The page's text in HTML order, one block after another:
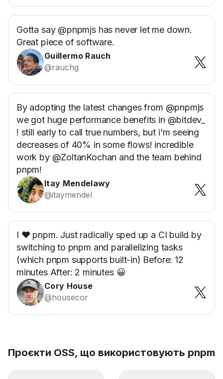
Gotta say @pnpmjs has never let me down.
Great piece of software.
Guillermo Rauch
@rauchg
By adopting the latest changes from @pnpmjs
we got huge performance benefits in @bitdev_
! still early to call true numbers, but i'm seeing
decreases of 40% in some flows! incredible
work by @ZoltanKochan and the team behind
pnpm!
Itay Mendelawy
@itaymendel
I ❤️ pnpm. Just radically sped up a CI build by
switching to pnpm and parallelizing tasks
(which pnpm supports built-in) Before: 12
minutes After: 2 minutes 😀
Cory House
@housecor
Проєкти OSS, що використовують pnpm